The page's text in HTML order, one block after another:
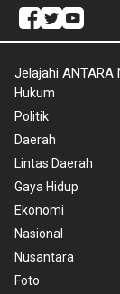
Jelajahi
Hukum
Politik
Daerah
Lintas Daerah
Gaya Hidup
Ekonomi
Nasional
Nusantara
Foto